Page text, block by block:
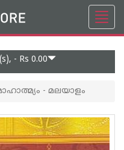
- Rs 0.00
- മലയാളം